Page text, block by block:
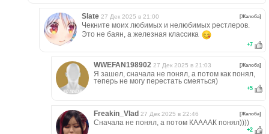
Slate 27 Дек 2025 в 21:00 [Жалоба]
Чекните моих любимых и нелюбимых рестлеров.
Это не баян, а железная классика
+7
WWEFAN198902 27 Дек 2025 в 21:03 [Жалоба]
Я зашел, сначала не понял, а потом как понял,
теперь не могу перестать смеяться)
+5
Freakin_Vlad 27 Дек 2025 в 22:46 [Жалоба]
Сначала не понял, а потом КААААК понял))))
+2